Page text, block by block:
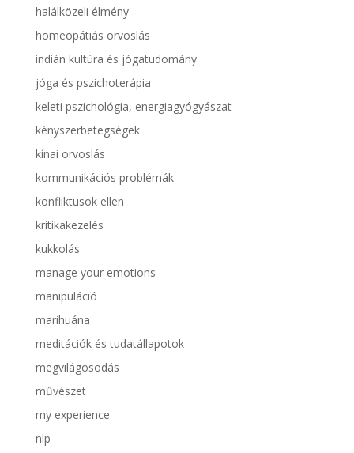
halálközeli élmény
homeopátiás orvoslás
indián kultúra és jógatudomány
jóga és pszichoterápia
keleti pszichológia, energiagyógyászat
kényszerbetegségek
kínai orvoslás
kommunikációs problémák
konfliktusok ellen
kritikakezelés
kukkolás
manage your emotions
manipuláció
marihuána
meditációk és tudatállapotok
megvilágosodás
művészet
my experience
nlp